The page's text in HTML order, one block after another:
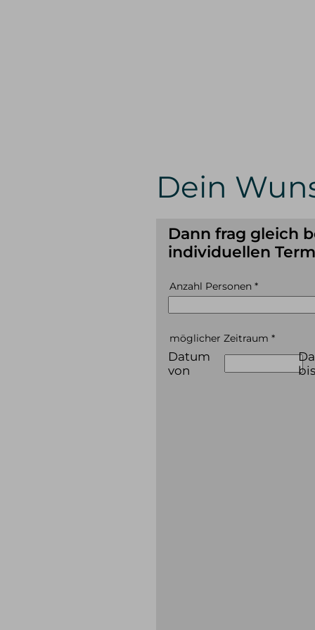
Dein
Dann frag gleich
individuellen
Anzahl Personen *
möglicher Zeitraum *
Datum
von
bis